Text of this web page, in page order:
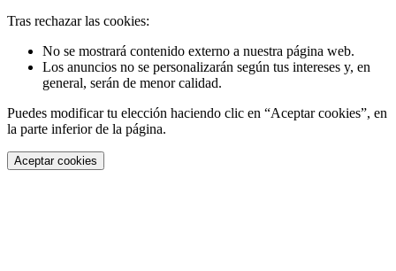
Tras rechazar las cookies:
No se mostrará contenido externo a nuestra página web.
Los anuncios no se personalizarán según tus intereses y, en
general, serán de menor calidad.
Puedes modificar tu elección haciendo clic en “Aceptar cookies”, en
la parte inferior de la página.
Aceptar cookies